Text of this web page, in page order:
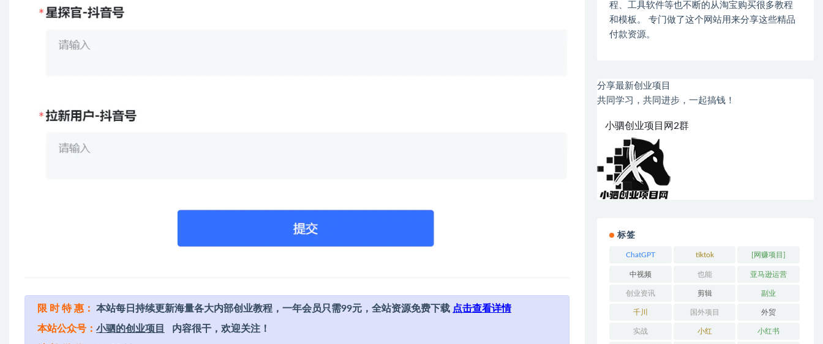
限 时 特 惠： 本站每日持续更新海量各大内部创业教程，一年会员只需99元，全站资源免费下载 点击查看详情
本站公众号： 小驷的创业项目 内容很干，欢迎关注！
程、工具软件等也不断的从淘宝购买很多教程
和模板。 专门做了这个网站用来分享这些精品
付款资源。
分享最新创业项目
共同学习，共同进步，一起搞钱！
小驷创业项目网2群
标签
ChatGPT tiktok [网赚项目]
中视频 也能 亚马逊运营
创业资讯 剪辑 副业
千川 国外项目 外贸
实战 小红 小红书